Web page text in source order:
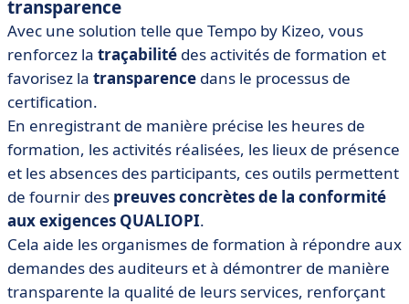
transparence
Avec une solution telle que Tempo by Kizeo, vous
renforcez la traçabilité des activités de formation et
favorisez la transparence dans le processus de
certification.
En enregistrant de manière précise les heures de
formation, les activités réalisées, les lieux de présence
et les absences des participants, ces outils permettent
de fournir des preuves concrètes de la conformité
aux exigences QUALIOPI.
Cela aide les organismes de formation à répondre aux
demandes des auditeurs et à démontrer de manière
transparente la qualité de leurs services, renforçant